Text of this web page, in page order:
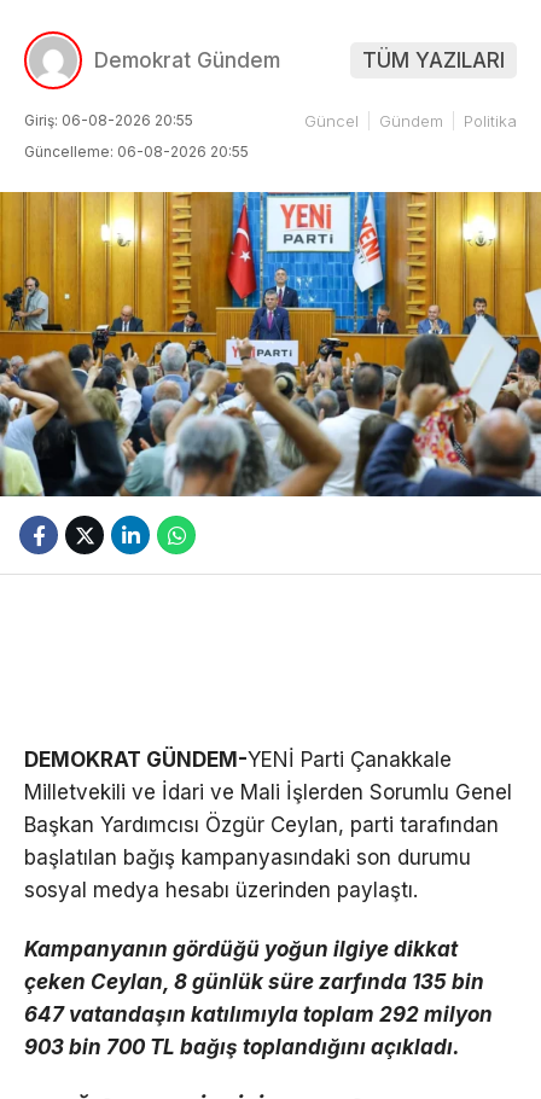
Demokrat Gündem TÜM YAZILARI
Giriş: 06-08-2026 20:55
Güncelleme: 06-08-2026 20:55
Güncel Gündem Politika
DEMOKRAT GÜNDEM-YENİ Parti Çanakkale
Milletvekili ve İdari ve Mali İşlerden Sorumlu Genel
Başkan Yardımcısı Özgür Ceylan, parti tarafından
başlatılan bağış kampanyasındaki son durumu
sosyal medya hesabı üzerinden paylaştı.
Kampanyanın gördüğü yoğun ilgiye dikkat
çeken Ceylan, 8 günlük süre zarfında 135 bin
647 vatandaşın katılımıyla toplam 292 milyon
903 bin 700 TL bağış toplandığını açıkladı.